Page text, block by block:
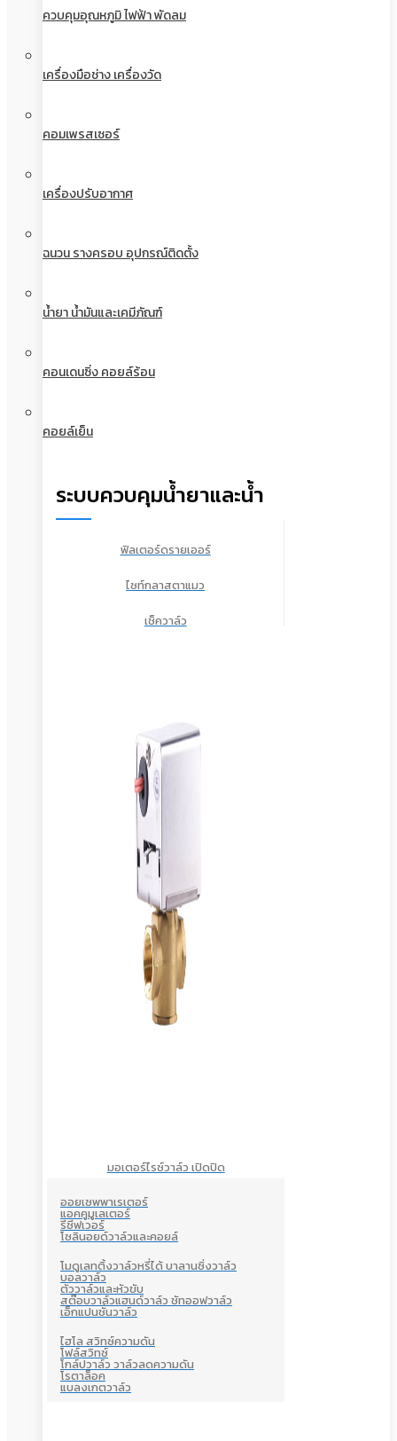
ควบคุมอุณหภูมิ ไฟฟ้า พัดลม
เครื่องมือช่าง เครื่องวัด
คอมเพรสเซอร์
เครื่องปรับอากาศ
ฉนวน รางครอบ อุปกรณ์ติดตั้ง
น้ำยา น้ำมันและเคมีภัณฑ์
คอนเดนซิ่ง คอยล์ร้อน
คอยล์เย็น
ระบบควบคุมน้ำยาและน้ำ
ฟิลเตอร์ดรายเออร์
ไซท์กลาสตาแมว
เช็ควาล์ว
มอเตอร์ไรซ์วาล์ว เปิดปิด
ออยเซพพาเรเตอร์
แอคคูมูเลเตอร์
รีซีฟเวอร์
โซลินอยด์วาล์วและคอยล์
โมดูเลทติ้งวาล์วหรี่ได้ บาลานซิ่งวาล์ว
บอลวาล์ว
ตัววาล์วและหัวขับ
สต๊อบวาล์วแฮนด์วาล์ว ชัทออฟวาล์ว
เอ็กแปนชั่นวาล์ว
ไฮโล สวิทซ์ความดัน
โฟล์สวิทซ์
โกล์ปวาล์ว วาล์วลดความดัน
โรตาล็อค
แบลงเกตวาล์ว